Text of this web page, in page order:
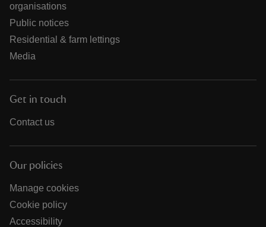
organisations
Public notices
Residential & farm lettings
Media
Get in touch
Contact us
Our policies
Manage cookies
Cookie policy
Accessibility